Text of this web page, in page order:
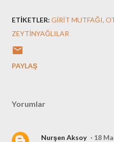
ETIKETLER: GİRİT MUTFAĞI
ZEYTİNYAĞLILAR
PAYLAŞ
Yorumlar
Nurşen Aksoy 18